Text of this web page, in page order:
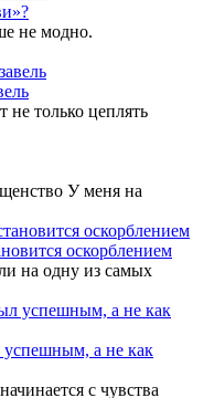
не модно.
не только цеплять
У меня на
оскорблением
на одну из самых
успешным, а не как
с чувства